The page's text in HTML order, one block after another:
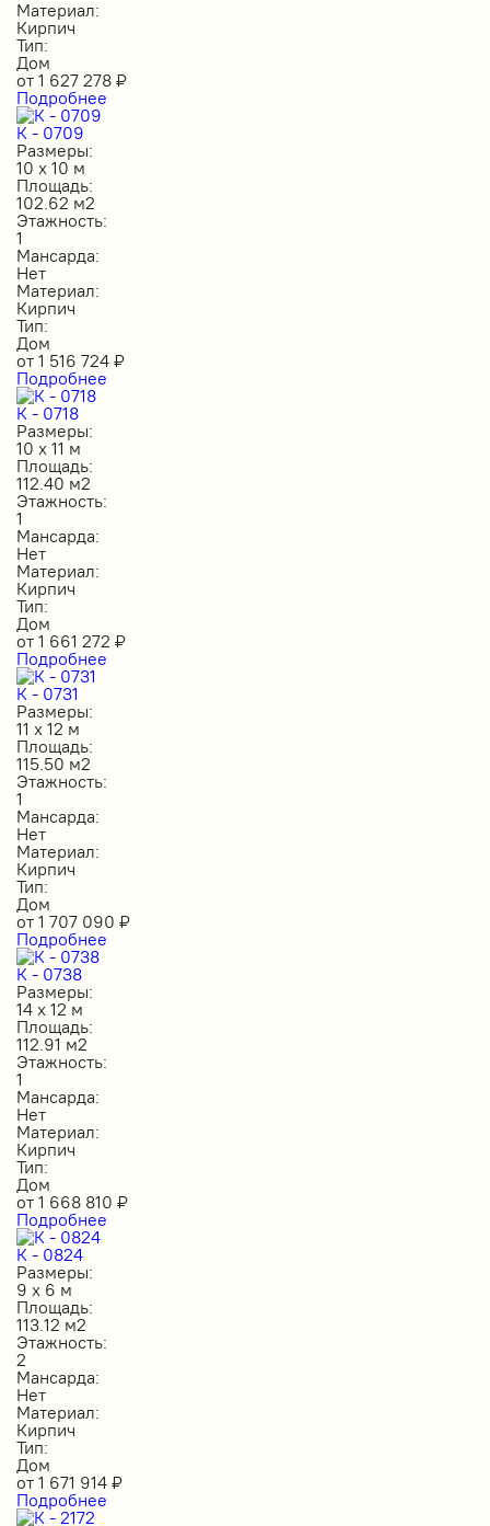
Материал:
Кирпич
Тип:
Дом
от 1 627 278 ₽
Подробнее
К - 0709
Размеры:
10 х 10 м
Площадь:
102.62 м2
Этажность:
1
Мансарда:
Нет
Материал:
Кирпич
Тип:
Дом
от 1 516 724 ₽
Подробнее
К - 0718
Размеры:
10 х 11 м
Площадь:
112.40 м2
Этажность:
1
Мансарда:
Нет
Материал:
Кирпич
Тип:
Дом
от 1 661 272 ₽
Подробнее
К - 0731
Размеры:
11 х 12 м
Площадь:
115.50 м2
Этажность:
1
Мансарда:
Нет
Материал:
Кирпич
Тип:
Дом
от 1 707 090 ₽
Подробнее
К - 0738
Размеры:
14 х 12 м
Площадь:
112.91 м2
Этажность:
1
Мансарда:
Нет
Материал:
Кирпич
Тип:
Дом
от 1 668 810 ₽
Подробнее
К - 0824
Размеры:
9 х 6 м
Площадь:
113.12 м2
Этажность:
2
Мансарда:
Нет
Материал:
Кирпич
Тип:
Дом
от 1 671 914 ₽
Подробнее